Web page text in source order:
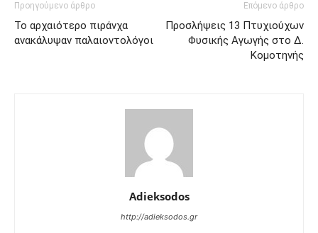
Προηγούμενο άρθρο
Το αρχαιότερο πιράνχα
ανακάλυψαν παλαιοντολόγοι
Επόμενο άρθρο
Προσλήψεις 13 Πτυχιούχων
Φυσικής Αγωγής στο Δ.
Κομοτηνής
Adieksodos
http://adieksodos.gr